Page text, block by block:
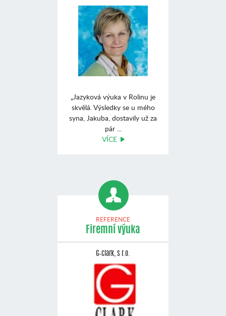
„Jazyková výuka v Rolinu je
skvělá. Výsledky se u mého
syna, Jakuba, dostavily už za
pár ...
VÍCE
REFERENCE
Firemní výuka
G–clark, s r.o.